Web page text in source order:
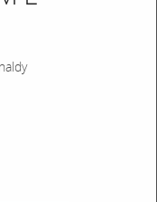
:
de téléphone :